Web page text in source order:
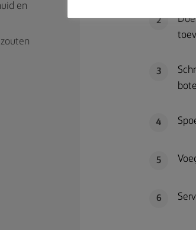
en
2
3
4
5
6